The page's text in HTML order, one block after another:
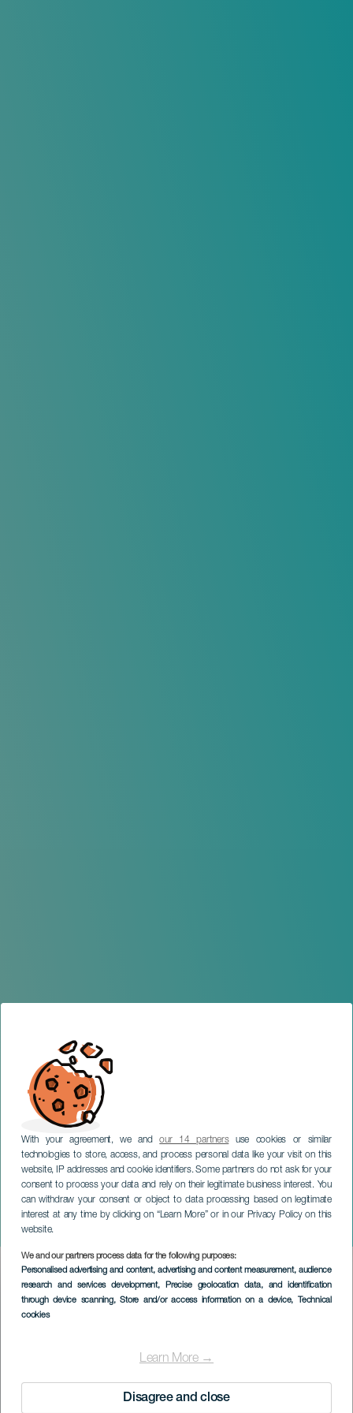
With your agreement, we andour 14 partnersuse cookies or similar
technologies to store, access, and process personal data like your visit on this
website, IP addresses and cookie identifiers. Some partners do not ask for your
consent to process your data and rely on their legitimate business interest. You
can withdraw your consent or object to data processing based on legitimate
interest at any time by clicking on “Learn More” or in our Privacy Policy on this
website.
We and our partners process data for the following purposes:
Personalised advertising and content, advertising and content measurement, audience
research and services development, Precise geolocation data, and identification
through device scanning, Store and/or access information on a device, Technical
cookies
Learn More →
Disagree and close
Sunbeat LPA
GRAN CANARIA
Imagen
Listado